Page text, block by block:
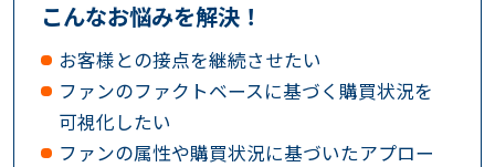
こんなお悩みを解決！
お客様との接点を継続させたい
ファンのファクトベースに基づく購買状況を
可視化したい
ファンの属性や購買状況に基づいたアプロー